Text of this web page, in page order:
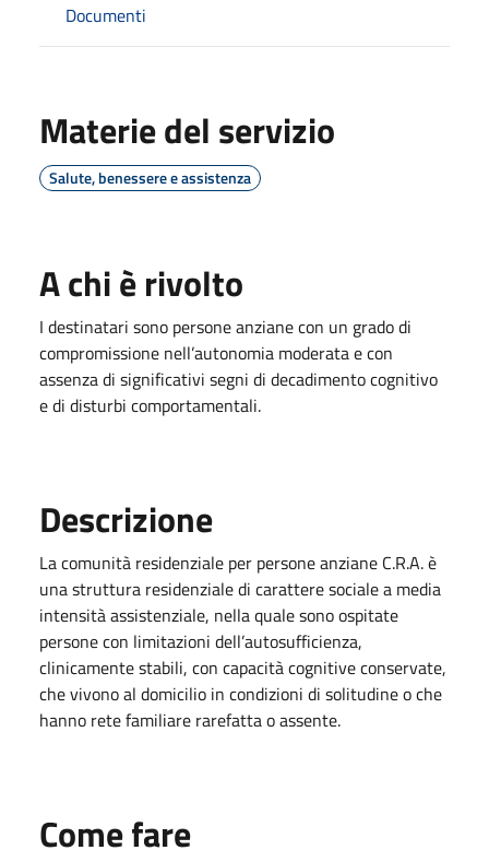
Documenti
Materie del servizio
Salute, benessere e assistenza
A chi è rivolto
I destinatari sono persone anziane con un grado di
compromissione nell’autonomia moderata e con
assenza di significativi segni di decadimento cognitivo
e di disturbi comportamentali.
Descrizione
La comunità residenziale per persone anziane C.R.A. è
una struttura residenziale di carattere sociale a media
intensità assistenziale, nella quale sono ospitate
persone con limitazioni dell’autosufficienza,
clinicamente stabili, con capacità cognitive conservate,
che vivono al domicilio in condizioni di solitudine o che
hanno rete familiare rarefatta o assente.
Come fare